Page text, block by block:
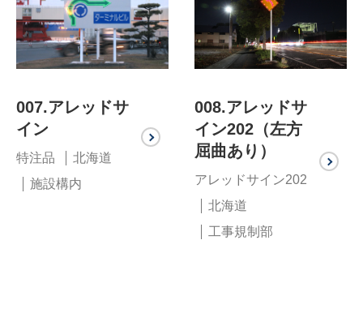
007.アレッドサ
イン
特注品
北海道
施設構内
008.アレッドサ
イン202（左方
屈曲あり）
アレッドサイン202
北海道
工事規制部